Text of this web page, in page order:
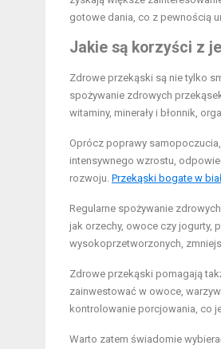
gotowe dania, co z pewnością
Jakie są korzyści z
Zdrowe przekąski są nie tylko
spożywanie zdrowych
witaminy, minerały i błonnik,
Oprócz poprawy
intensywnego wzrostu,
rozwoju. Przekąski bogate w
Regularne spożywanie
jak orzechy, owoce czy jogurty,
wysokoprzetworzonych,
Zdrowe przekąski pomagają
zainwestować w owoce,
kontrolowanie porcjowania, co
Warto zatem świadomie